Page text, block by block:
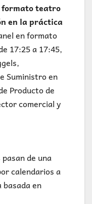
formato teatro
en la práctica
en formato
17:25 a 17:45,
Suministro en
Producto de
comercial y
de una
calendarios a
en